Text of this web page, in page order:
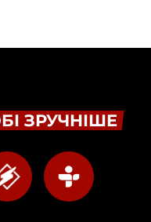
ЗРУЧНІШЕ